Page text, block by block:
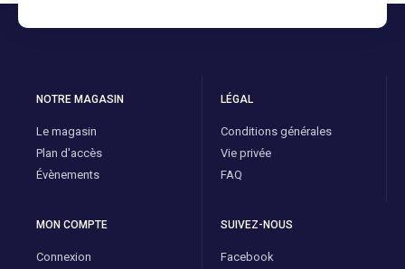
NOTRE MAGASIN
Le magasin
Plan d'accès
Évènements
LÉGAL
Conditions générales
Vie privée
FAQ
MON COMPTE
Connexion
SUIVEZ-NOUS
Facebook